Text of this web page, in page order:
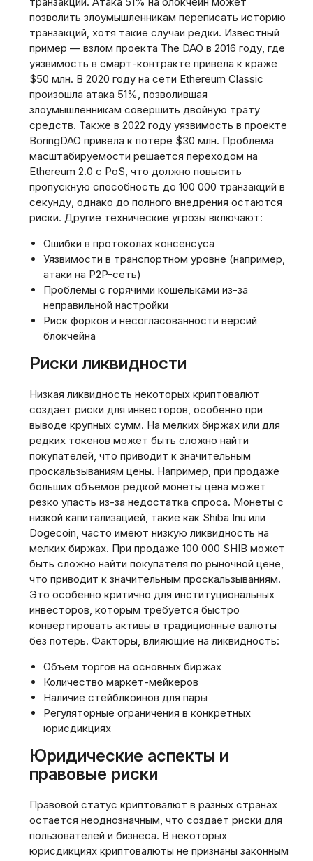
позволить злоумышленникам переписать историю
транзакций, хотя такие случаи редки. Известный
пример — взлом проекта The DAO в 2016 году, где
уязвимость в смарт-контракте привела к краже
$50 млн. В 2020 году на сети Ethereum Classic
произошла атака 51%, позволившая
злоумышленникам совершить двойную трату
средств. Также в 2022 году уязвимость в проекте
BoringDAO привела к потере $30 млн. Проблема
масштабируемости решается переходом на
Ethereum 2.0 с PoS, что должно повысить
пропускную способность до 100 000 транзакций в
секунду, однако до полного внедрения остаются
риски. Другие технические угрозы включают:
Ошибки в протоколах консенсуса
Уязвимости в транспортном уровне (например,
атаки на P2P-сеть)
Проблемы с горячими кошельками из-за
неправильной настройки
Риск форков и несогласованности версий
блокчейна
Риски ликвидности
Низкая ликвидность некоторых криптовалют
создает риски для инвесторов, особенно при
выводе крупных сумм. На мелких биржах или для
редких токенов может быть сложно найти
покупателей, что приводит к значительным
проскальзываниям цены. Например, при продаже
больших объемов редкой монеты цена может
резко упасть из-за недостатка спроса. Монеты с
низкой капитализацией, такие как Shiba Inu или
Dogecoin, часто имеют низкую ликвидность на
мелких биржах. При продаже 100 000 SHIB может
быть сложно найти покупателя по рыночной цене,
что приводит к значительным проскальзываниям.
Это особенно критично для институциональных
инвесторов, которым требуется быстро
конвертировать активы в традиционные валюты
без потерь. Факторы, влияющие на ликвидность:
Объем торгов на основных биржах
Количество маркет-мейкеров
Наличие стейблкоинов для пары
Регуляторные ограничения в конкретных
юрисдикциях
Юридические аспекты и
правовые риски
Правовой статус криптовалют в разных странах
остается неоднозначным, что создает риски для
пользователей и бизнеса. В некоторых
юрисдикциях криптовалюты не признаны законным